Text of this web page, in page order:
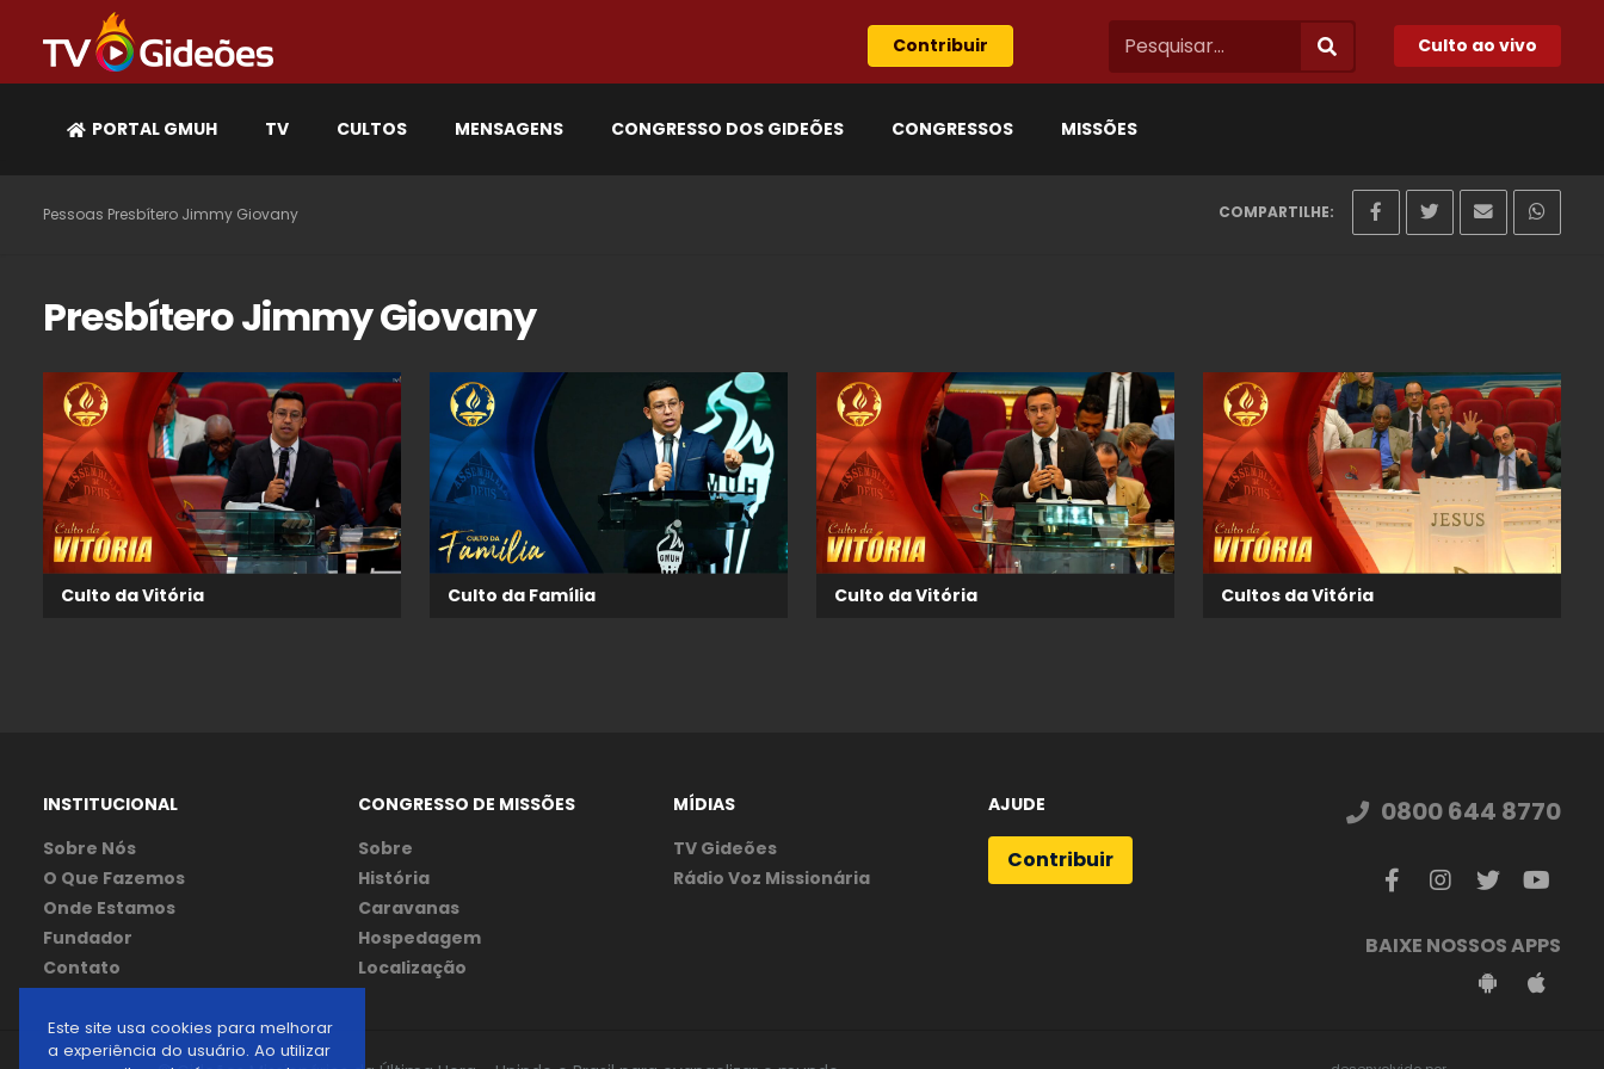
Contribuir Culto ao vivo
PORTAL GMUH TV CULTOS MENSAGENS CONGRESSO DOS GIDEÕES CONGRESSOS MISSÕES
Pessoas Presbítero Jimmy Giovany COMPARTILHE:
Presbítero Jimmy Giovany
Culto da Vitória Culto da Família Culto da Vitória Cultos da Vitória
Este site usa cookies para melhorar
a experiência do usuário. Ao utilizar
INSTITUCIONAL
Sobre Nós
O Que Fazemos
Onde Estamos
Fundador
Contato
CONGRESSO DE MISSÕES
Sobre
História
Caravanas
Hospedagem
Localização
MÍDIAS
TV Gideões
Rádio Voz Missionária
AJUDE
Contribuir
0800 644 8770
BAIXE NOSSOS APPS